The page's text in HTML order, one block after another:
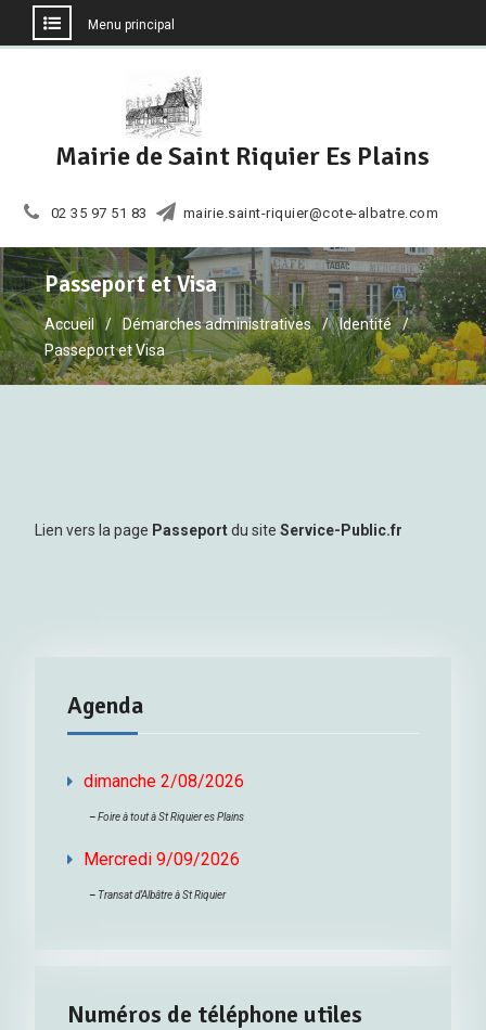
Menu principal
Mairie de Saint Riquier Es Plains
02 35 97 51 83 mairie.saint-riquier@cote-albatre.com
Passeport et Visa
Accueil Démarches administratives
Identité
Passeport et Visa
Lien vers la page Passeportdu site Service-Public.fr
Agenda
dimanche 2/08/2026
–Foire à tout à St Riquier es Plains
Mercredi 9/09/2026
– Transat d’Albâtre à St Riquier
Numéros de téléphone utiles